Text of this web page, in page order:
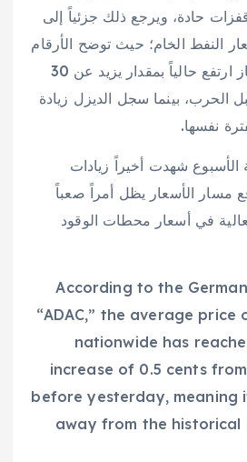
حادة، ويرجع ذلك جزئياً إلى
النفط الخام؛ حيث توضح الأرقام
أن سعر البنزين الممتاز ارتفع حالياً بمقدار يزيد عن 30
الحرب، بينما سجل الديزل زيادة
شهدت أخيراً زيادات
مسار الأسعار يظل أمراً صعباً
في أسعار محطات الوقود
According to the
“ADAC,” the average
nationwide has
increase of 0.5 cents
before yesterday, meaning
away from the historical